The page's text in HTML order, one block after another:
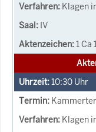
Klagen
IV
1 Ca
10:30 Uhr
Klagen